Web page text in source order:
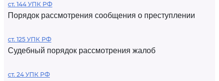
ст. 144 УПК РФ
Порядок рассмотрения сообщения о преступлении
ст. 125 УПК РФ
Судебный порядок рассмотрения жалоб
ст. 24 УПК РФ